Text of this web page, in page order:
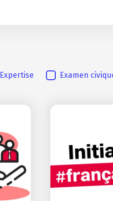
Expertise Examen